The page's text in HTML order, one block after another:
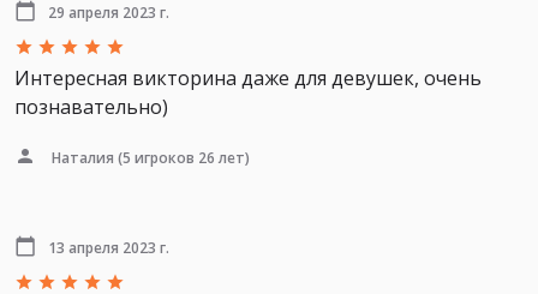
29 апреля 2023 г.
Интересная викторина даже для девушек, очень
познавательно)
Наталия (5 игроков 26 лет)
13 апреля 2023 г.